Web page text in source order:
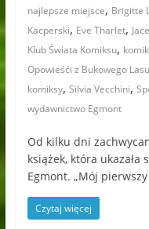
najlepsze miejsce, Brigitte
Kacperski, Eve Tharlet,
Klub Świata Komiksu,
Opowieśći z Bukowego Lasu
komiksy, Silvia Vecchini,
wydawnictwo Egmont
Od kilku dni
książek, która ukazała
Egmont. „Mój
Czytaj więcej